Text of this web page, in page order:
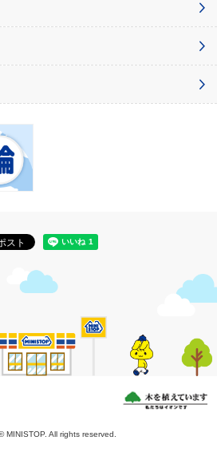
MINISTOP. All rights reserved.